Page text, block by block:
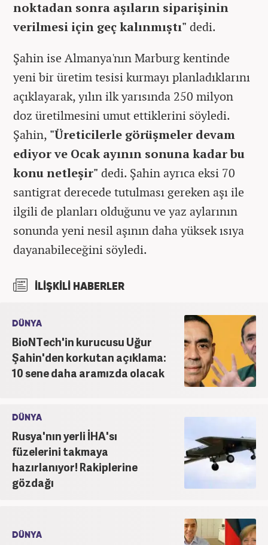
noktadan sonra aşıların siparişinin
verilmesi için geç kalınmıştı" dedi.
Şahin ise Almanya'nın Marburg kentinde
yeni bir üretim tesisi kurmayı planladıklarını
açıklayarak, yılın ilk yarısında 250 milyon
doz üretilmesini umut ettiklerini söyledi.
Şahin, "Üreticilerle görüşmeler devam
ediyor ve Ocak ayının sonuna kadar bu
konu netleşir" dedi. Şahin ayrıca eksi 70
santigrat derecede tutulması gereken aşı ile
ilgili de planları olduğunu ve yaz aylarının
sonunda yeni nesil aşının daha yüksek ısıya
dayanabileceğini söyledi.
İLİŞKİLİ HABERLER
DÜNYA
BioNTech'in kurucusu Uğur
Şahin'den korkutan açıklama:
10 sene daha aramızda olacak
DÜNYA
Rusya'nın yerli İHA'sı
füzelerini takmaya
hazırlanıyor! Rakiplerine
gözdağı
DÜNYA